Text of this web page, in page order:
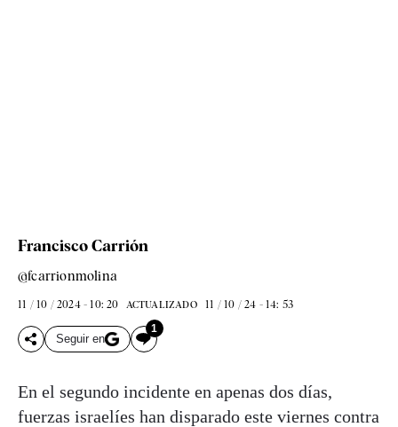
Francisco Carrión
@fcarrionmolina
11 / 10 / 2024 - 10: 20 ACTUALIZADO 11 / 10 / 24 - 14: 53
Seguir en
1
En el segundo incidente en apenas dos días,
fuerzas israelíes han disparado este viernes contra